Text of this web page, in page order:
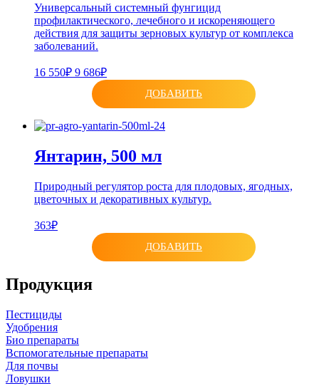
Универсальный системный фунгицид
профилактического, лечебного и искореняющего
действия для защиты зерновых культур от комплекса
заболеваний.
16 550₽ 9 686₽
ДОБАВИТЬ
Янтарин, 500 мл
Природный регулятор роста для плодовых, ягодных,
цветочных и декоративных культур.
363₽
ДОБАВИТЬ
Продукция
Пестициды
Удобрения
Био препараты
Вспомогательные препараты
Для почвы
Ловушки